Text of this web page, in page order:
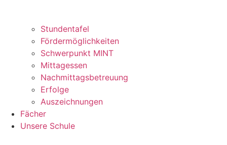
Stundentafel
Fördermöglichkeiten
Schwerpunkt MINT
Mittagessen
Nachmittagsbetreuung
Erfolge
Auszeichnungen
Fächer
Unsere Schule